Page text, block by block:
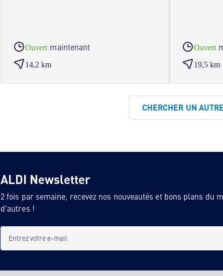
Ouvert maintenant
14,2 km
Ouvert
19,5 km
CHERCHER UN
ALDI Newsletter
2 fois par semaine, recevez nos nouveautés et bons plans
d'autres !
Entrez votre e-mail